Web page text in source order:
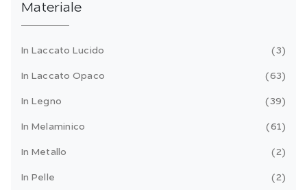
Materiale
In Laccato Lucido 3
In Laccato Opaco 63
In Legno 39
In Melaminico 61
In Metallo 2
In Pelle 2